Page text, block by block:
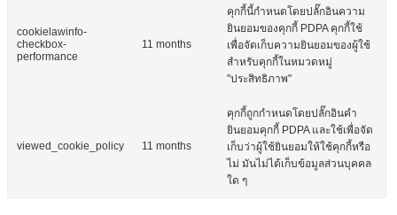
cookielawinfo-
checkbox-
performance
11 months
คุกกี้นี้กำหนดโดยปลั๊กอินความ
ยินยอมของคุกกี้ PDPA คุกกี้ใช้
เพื่อจัดเก็บความยินยอมของผู้ใช้
สำหรับคุกกี้ในหมวดหมู่
"ประสิทธิภาพ"
viewed_cookie_policy 11 months
คุกกี้ถูกกำหนดโดยปลั๊กอินคำ
ยินยอมคุกกี้ PDPA และใช้เพื่อจัด
เก็บว่าผู้ใช้ยินยอมให้ใช้คุกกี้หรือ
ไม่ มันไม่ได้เก็บข้อมูลส่วนบุคคล
ใด ๆ